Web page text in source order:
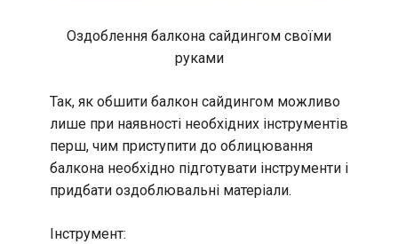
Оздоблення балкона сайдингом своїми
руками
Так, як обшити балкон сайдингом можливо
лише при наявності необхідних інструментів
перш, чим приступити до облицювання
балкона необхідно підготувати інструменти і
придбати оздоблювальні матеріали.
Інструмент: